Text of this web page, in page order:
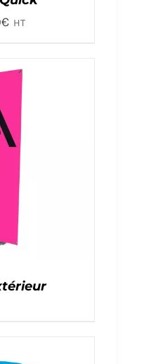
€ HT